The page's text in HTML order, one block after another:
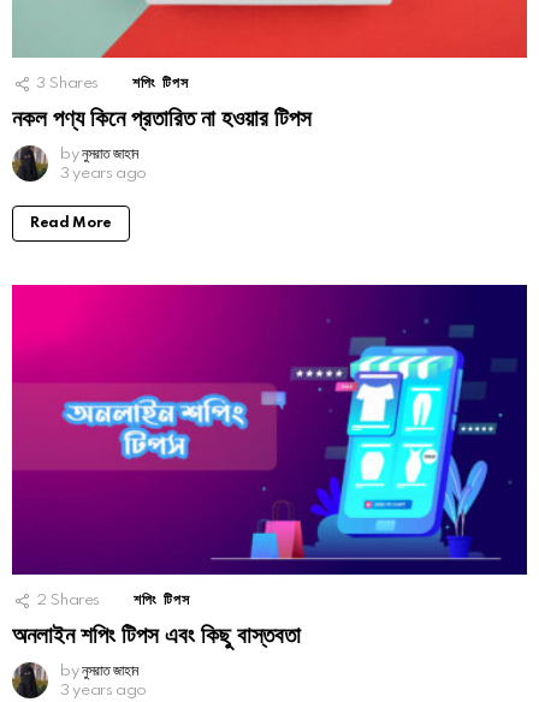
3 Shares শপিং টিপস
নকল পণ্য কিনে প্রতারিত না হওয়ার টিপস
by নুসরাত জাহান
3 years ago
Read More
2 Shares শপিং টিপস
অনলাইন শপিং টিপস এবং কিছু বাস্তবতা
by নুসরাত জাহান
3 years ago